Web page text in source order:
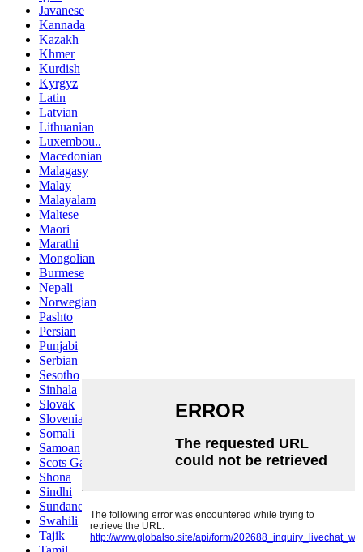
Javanese
Kannada
Kazakh
Khmer
Kurdish
Kyrgyz
Latin
Latvian
Lithuanian
Luxembou..
Macedonian
Malagasy
Malay
Malayalam
Maltese
Maori
Marathi
Mongolian
Burmese
Nepali
Norwegian
Pashto
Persian
Punjabi
Serbian
Sesotho
Sinhala
Slovak
Slovenian
Somali
Samoan
Scots Gaelic
Shona
Sindhi
Sundanese
Swahili
Tajik